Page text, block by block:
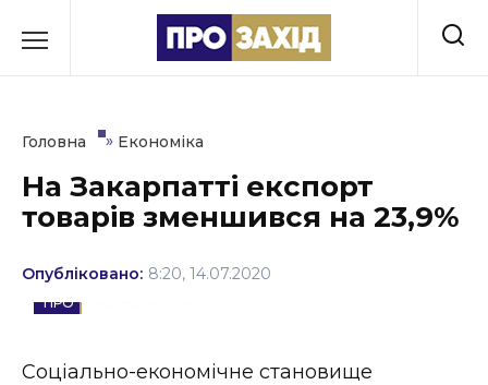
до
Культура
Освіта
Події
Політика
Головна » Економіка
На Закарпатті експорт
товарів зменшився на 23,9%
Опубліковано: 8:20, 14.07.2020
Соціально-економічне становище